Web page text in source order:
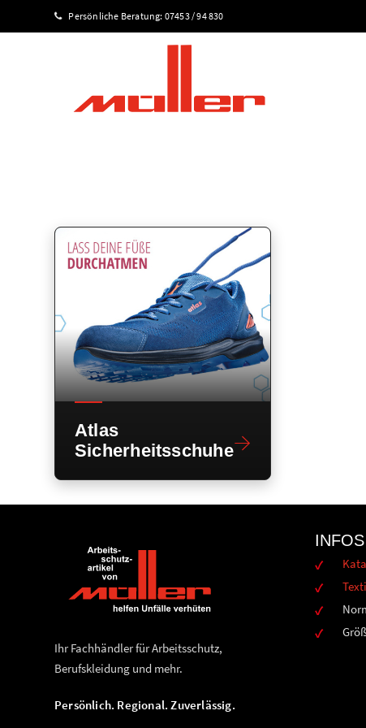
Persönliche Beratung: 07453 / 94 830
Atlas
Sicherheitsschuhe
Ihr Fachhändler für Arbeitsschutz,
Berufskleidung und mehr.
Persönlich. Regional. Zuverlässig.
INFOS